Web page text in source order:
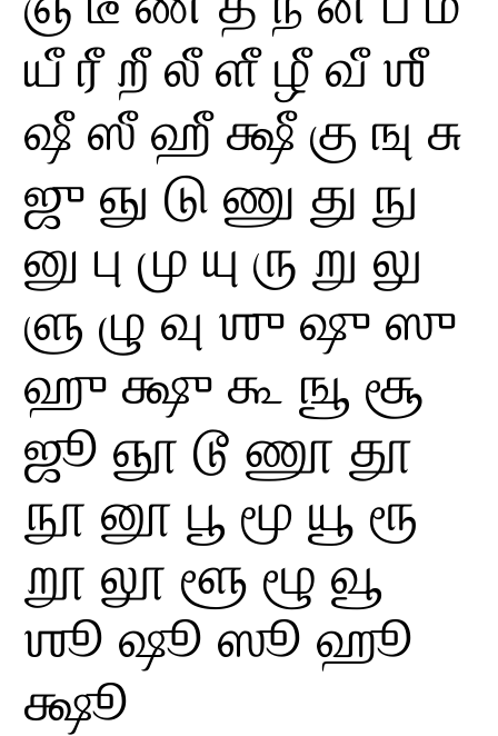
யீ ரீ றீ லீ ளீ ழீ வீ ஶீ
ஷீ ஸீ ஹீ க்ஷீ கு ஙு சு
ஜு ஞு டு ணு து நு
னு பு மு யு ரு று லு
ளு ழு வு ஶு ஷு ஸு
ஹு க்ஷு கூ ஙூ சூ
ஜூ ஞூ டூ ணூ தூ
நூ னூ பூ மூ யூ ரூ
றூ லூ ளூ ழூ வூ
ஶூ ஷூ ஸூ ஹூ
க்ஷூ